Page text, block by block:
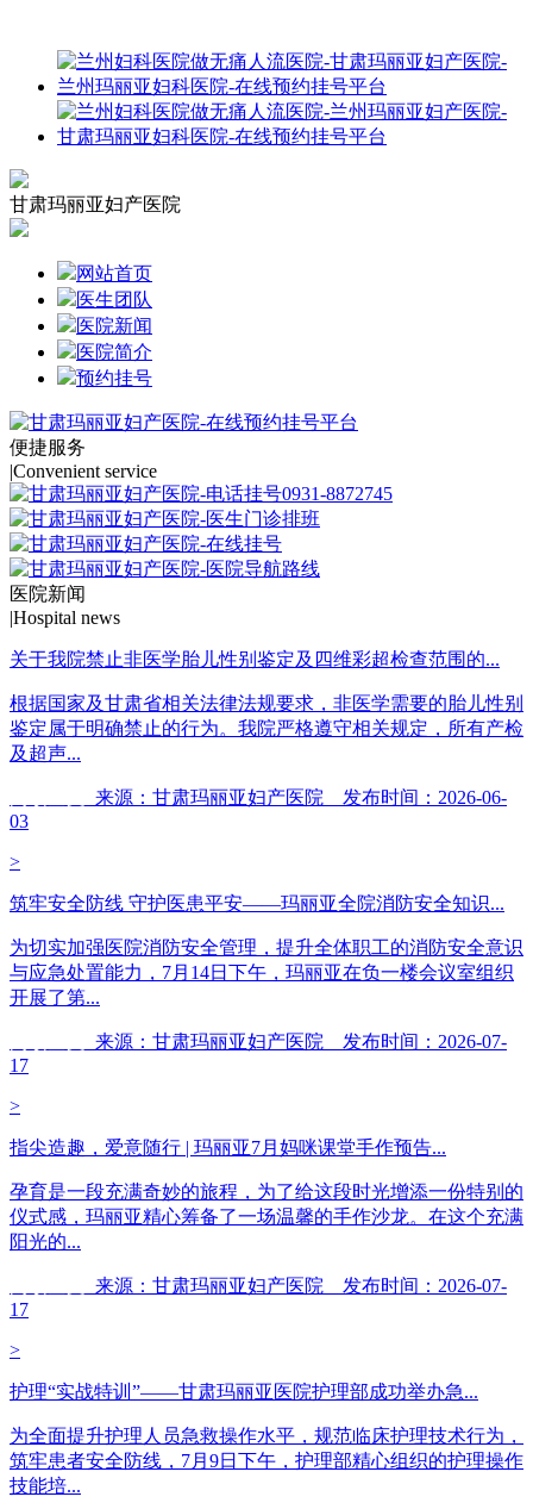
甘肃玛丽亚妇产医院
网站首页
医生团队
医院新闻
医院简介
预约挂号
便捷服务
|Convenient service
医院新闻
|Hospital news
关于我院禁止非医学胎儿性别鉴定及四维彩超检查范围的...
根据国家及甘肃省相关法律法规要求，非医学需要的胎儿性别
鉴定属于明确禁止的行为。我院严格遵守相关规定，所有产检
及超声...
来源：甘肃玛丽亚妇产医院 发布时间：2026-06-
03
>
筑牢安全防线 守护医患平安——玛丽亚全院消防安全知识...
为切实加强医院消防安全管理，提升全体职工的消防安全意识
与应急处置能力，7月14日下午，玛丽亚在负一楼会议室组织
开展了第...
来源：甘肃玛丽亚妇产医院 发布时间：2026-07-
17
>
指尖造趣，爱意随行 | 玛丽亚7月妈咪课堂手作预告...
孕育是一段充满奇妙的旅程，为了给这段时光增添一份特别的
仪式感，玛丽亚精心筹备了一场温馨的手作沙龙。在这个充满
阳光的...
来源：甘肃玛丽亚妇产医院 发布时间：2026-07-
17
>
护理“实战特训”——甘肃玛丽亚医院护理部成功举办急...
为全面提升护理人员急救操作水平，规范临床护理技术行为，
筑牢患者安全防线，7月9日下午，护理部精心组织的护理操作
技能培...